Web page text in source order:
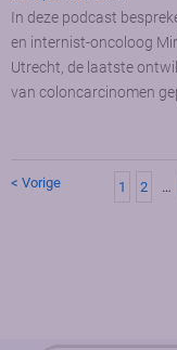
In deze podcast
en internist-oncoloog
Utrecht, de laatste
van coloncarcinomen
< Vorige 1 2 …